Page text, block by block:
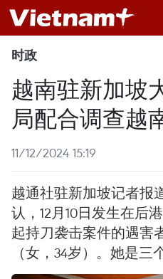
时政
越南驻新加坡
局配合调查越
11/12/2024 15:19
越通社驻新加坡记者报
认，12月10日发生在后
起持刀袭击案件的遇害
（女，34岁）。她是三